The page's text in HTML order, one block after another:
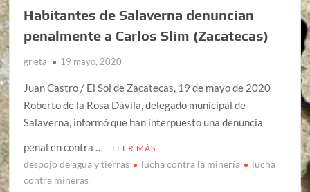
Habitantes de Salaverna denuncian
penalmente a Carlos Slim (Zacatecas)
grieta 19 mayo, 2020
Juan Castro / El Sol de Zacatecas, 19 de mayo de 2020
Roberto de la Rosa Dávila, delegado municipal de
Salaverna, informó que han interpuesto una denuncia
penal en contra …
LEER MÁS
despojo de agua y tierras lucha contra la minería
lucha
contra mineras